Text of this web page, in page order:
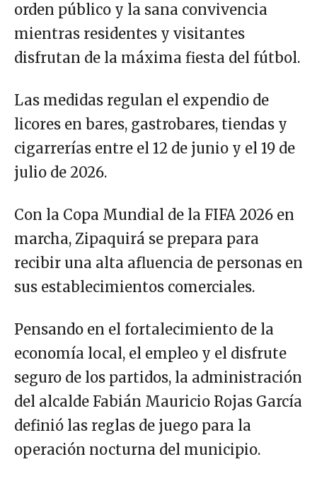
orden público y la sana convivencia
mientras residentes y visitantes
disfrutan de la máxima fiesta del fútbol.
Las medidas regulan el expendio de
licores en bares, gastrobares, tiendas y
cigarrerías entre el 12 de junio y el 19 de
julio de 2026.
Con la Copa Mundial de la FIFA 2026 en
marcha, Zipaquirá se prepara para
recibir una alta afluencia de personas en
sus establecimientos comerciales.
Pensando en el fortalecimiento de la
economía local, el empleo y el disfrute
seguro de los partidos, la administración
del alcalde Fabián Mauricio Rojas García
definió las reglas de juego para la
operación nocturna del municipio.